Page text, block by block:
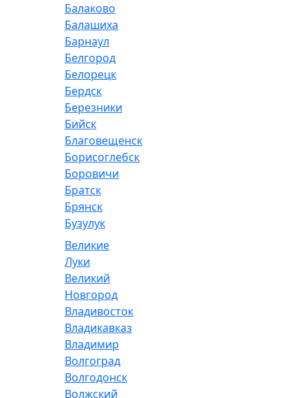
Балаково
Балашиха
Барнаул
Белгород
Белорецк
Бердск
Березники
Бийск
Благовещенск
Борисоглебск
Боровичи
Братск
Брянск
Бузулук
Великие
Луки
Великий
Новгород
Владивосток
Владикавказ
Владимир
Волгоград
Волгодонск
Волжский